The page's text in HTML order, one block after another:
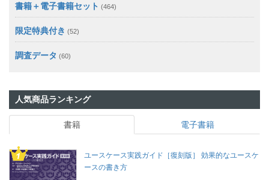
書籍＋電子書籍セット (464)
限定特典付き (52)
調査データ (60)
人気商品ランキング
書籍 電子書籍
ユースケース実践ガイド［復刻版］ 効果的なユースケ
ースの書き方